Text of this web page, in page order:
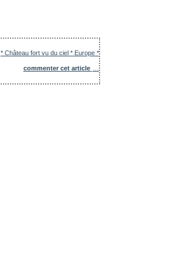
* Château fort vu du ciel * Europe *
commenter cet article